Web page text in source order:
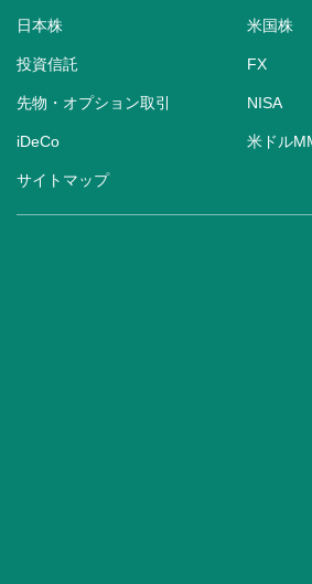
日本株 米国株
投資信託 FX
先物・オプション取引 NISA
iDeCo 米ドル
サイトマップ